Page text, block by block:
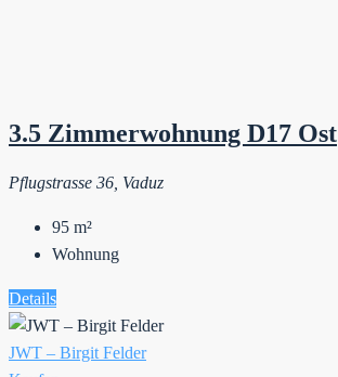
3.5 Zimmerwohnung D17 Ost
Pflugstrasse 36, Vaduz
95 m²
Wohnung
Details
JWT – Birgit Felder